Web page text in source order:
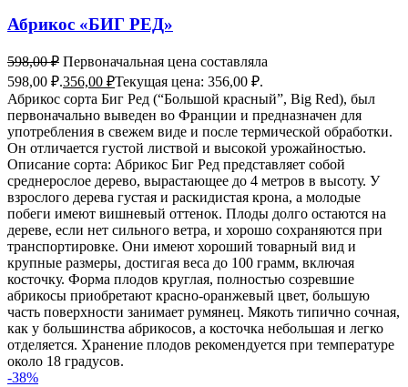
Абрикос «БИГ РЕД»
598,00₽ Первоначальная цена составляла
598,00 ₽.356,00 ₽Текущая цена: 356,00 ₽.
Абрикос сорта Биг Ред (“Большой красный”, Big Red), был
первоначально выведен во Франции и предназначен для
употребления в свежем виде и после термической обработки.
Он отличается густой листвой и высокой урожайностью.
Описание сорта: Абрикос Биг Ред представляет собой
среднерослое дерево, вырастающее до 4 метров в высоту. У
взрослого дерева густая и раскидистая крона, а молодые
побеги имеют вишневый оттенок. Плоды долго остаются на
дереве, если нет сильного ветра, и хорошо сохраняются при
транспортировке. Они имеют хороший товарный вид и
крупные размеры, достигая веса до 100 грамм, включая
косточку. Форма плодов круглая, полностью созревшие
абрикосы приобретают красно-оранжевый цвет, большую
часть поверхности занимает румянец. Мякоть типично сочная,
как у большинства абрикосов, а косточка небольшая и легко
отделяется. Хранение плодов рекомендуется при температуре
около 18 градусов.
-38%